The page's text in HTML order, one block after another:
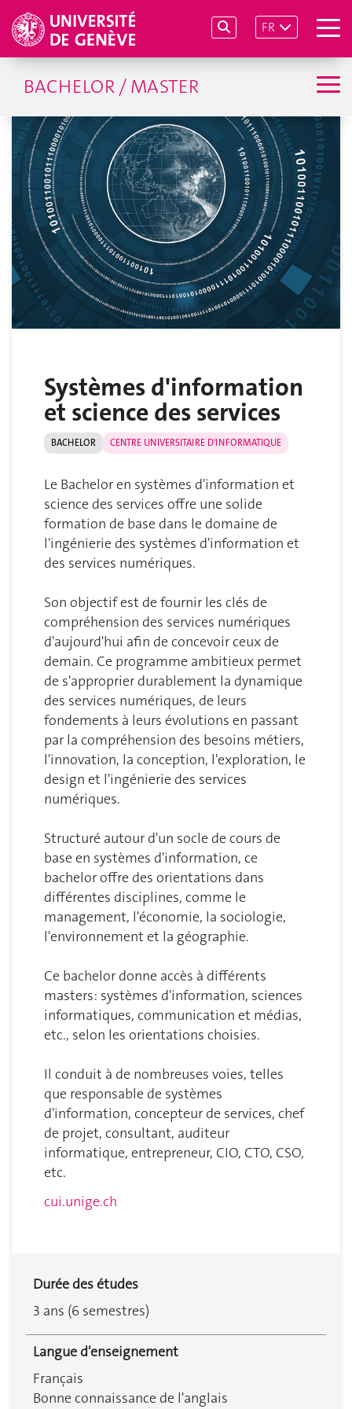
FR
BACHELOR / MASTER
Systèmes d'information
et science des services
BACHELOR CENTRE UNIVERSITAIRE D'INFORMATIQUE
Le Bachelor en systèmes d'information et
science des services offre une solide
formation de base dans le domaine de
l'ingénierie des systèmes d'information et
des services numériques.
Son objectif est de fournir les clés de
compréhension des services numériques
d'aujourd'hui afin de concevoir ceux de
demain. Ce programme ambitieux permet
de s'approprier durablement la dynamique
des services numériques, de leurs
fondements à leurs évolutions en passant
par la compréhension des besoins métiers,
l'innovation, la conception, l'exploration, le
design et l'ingénierie des services
numériques.
Structuré autour d'un socle de cours de
base en systèmes d'information, ce
bachelor offre des orientations dans
différentes disciplines, comme le
management, l'économie, la sociologie,
l'environnement et la géographie.
Ce bachelor donne accès à différents
masters: systèmes d'information, sciences
informatiques, communication et médias,
etc., selon les orientations choisies.
Il conduit à de nombreuses voies, telles
que responsable de systèmes
d'information, concepteur de services, chef
de projet, consultant, auditeur
informatique, entrepreneur, CIO, CTO, CSO,
etc.
cui.unige.ch
Durée des études
3 ans (6 semestres)
Langue d'enseignement
Français
Bonne connaissance de l'anglais